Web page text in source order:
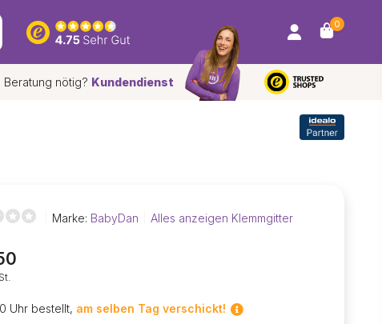
0
Beratung nötig? Kundendienst
Marke: BabyDan Alles anzeigen Klemmgitter
Uhr bestellt, am selben Tag verschickt!